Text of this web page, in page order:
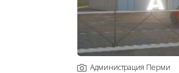
Администрация Перми